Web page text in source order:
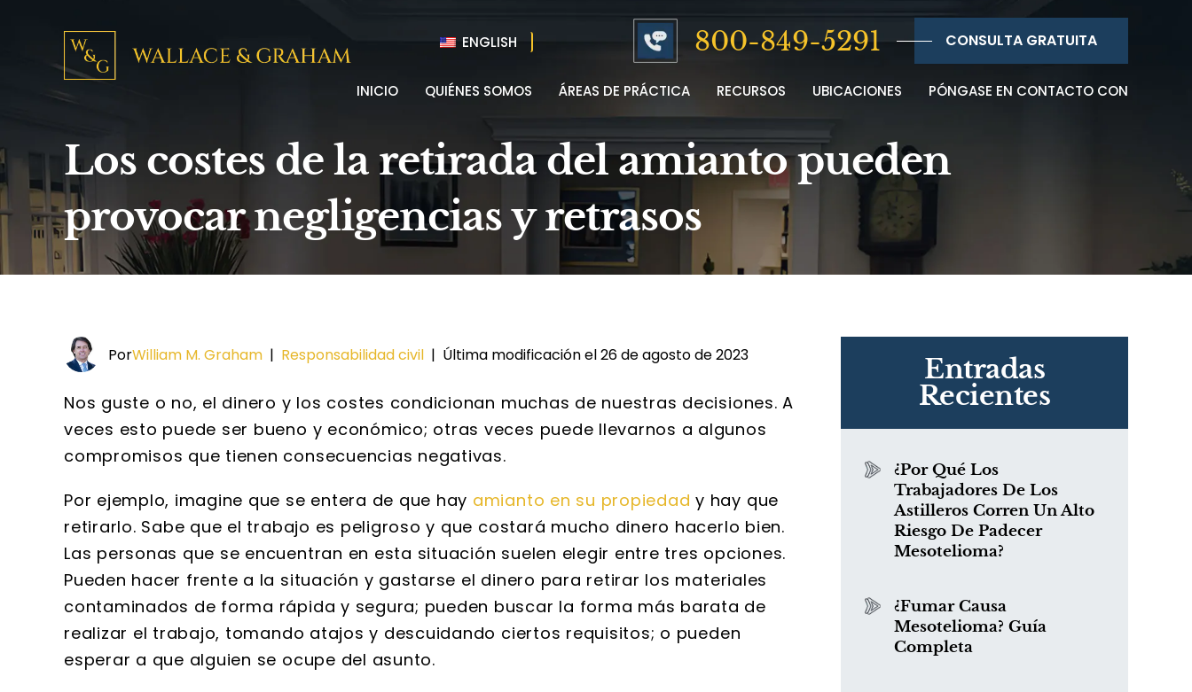
ENGLISH 800-849-5291 CONSULTA GRATUITA
INICIO QUIÉNES SOMOS ÁREAS DE PRÁCTICA RECURSOS UBICACIONES PÓNGASE EN CONTACTO CON
Los costes de la retirada del amianto pueden
provocar negligencias y retrasos
PorWilliam M. Graham | Responsabilidad civil | Última modificación el 26 de agosto de 2023
Nos guste o no, el dinero y los costes condicionan muchas de nuestras decisiones. A
veces esto puede ser bueno y económico; otras veces puede llevarnos a algunos
compromisos que tienen consecuencias negativas.
Por ejemplo, imagine que se entera de que hay amianto en su propiedad y hay que
retirarlo. Sabe que el trabajo es peligroso y que costará mucho dinero hacerlo bien.
Las personas que se encuentran en esta situación suelen elegir entre tres opciones.
Pueden hacer frente a la situación y gastarse el dinero para retirar los materiales
contaminados de forma rápida y segura; pueden buscar la forma más barata de
realizar el trabajo, tomando atajos y descuidando ciertos requisitos; o pueden
esperar a que alguien se ocupe del asunto.
Entradas
Recientes
¿Por Qué Los
Trabajadores De Los
Astilleros Corren Un Alto
Riesgo De Padecer
Mesotelioma?
¿Fumar Causa
Mesotelioma? Guía
Completa